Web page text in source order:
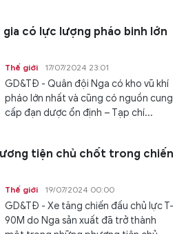
có lực lượng pháo binh lớn
Thế giới 17/07/2024 23:01
GD&TĐ - Quân đội Nga có kho vũ khí
pháo lớn nhất và cũng có nguồn cung
cấp đạn dược ổn định – Tạp chí...
tiện chủ chốt trong chiến
Thế giới 19/07/2024 00:00
GD&TĐ - Xe tăng chiến đấu chủ lực T-
90M do Nga sản xuất đã trở thành